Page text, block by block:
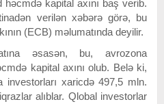
kapital axını baş verib.
verilən xəbərə görə, bu
(ECB) məlumatında deyilir.
əsasən, bu, avrozona
kapital axını olub. Belə ki,
investorları xaricdə 497,5 mln.
alıblar. Qlobal investorlar